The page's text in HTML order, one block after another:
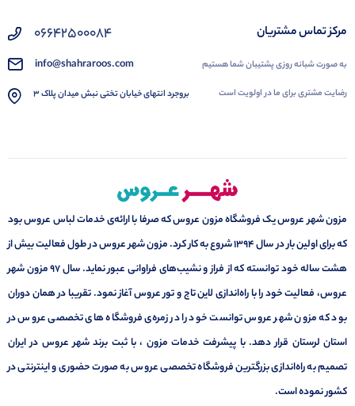
مرکز تماس مشتریان
به صورت شبانه روزی پشتیبان شما هستیم
رضایت مشتری برای ما در اولویت است
۰۶۶۴۲۵۰۰۰۸۴
info@shahraroos.com
بروجرد انتهای خیابان تختی نبش میدان پلاک 3
مزون شهر عروس یک فروشگاه مزون عروس که صرفا با ارائه‌ی خدمات لباس عروس بود
که برای اولین بار در سال 1394 شروع به کار کرد. مزون شهر عروس در طول فعالیت بیش از
هشت ساله خود توانسته که از فراز و نشیب‌های فراوانی عبور نماید. سال ۹۷ مزون شهر
عروس، فعالیت خود را با راه‌اندازی لاین تاج و تور عروس آغاز نمود. تقریبا در همان دوران
بود که مزون شهر عروس توانست خود را در زمره‌ی فروشگاه های تخصصی عروس در
استان لرستان قرار دهد. با پیشرفت خدمات مزون ، با ثبت برند شهر عروس در ایران
تصمیم به راه‌اندازی بزرگترین فروشگاه تخصصی عروس به صورت حضوری و اینترنتی در
کشور نموده است.